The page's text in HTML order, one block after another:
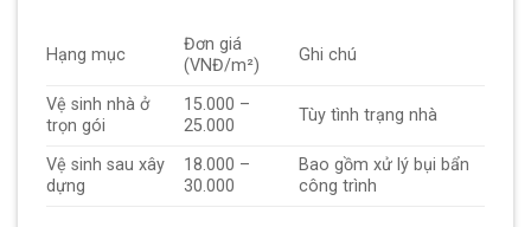
Hạng mục
Đơn giá
(VNĐ/m²)
Ghi chú
Vệ sinh nhà ở
trọn gói
15.000 –
25.000
Tùy tình trạng nhà
Vệ sinh sau xây
dựng
18.000 –
30.000
Bao gồm xử lý bụi bẩn
công trình